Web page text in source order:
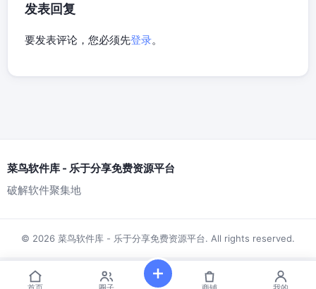
发表回复
要发表评论，您必须先登录。
菜鸟软件库 - 乐于分享免费资源平台
破解软件聚集地
© 2026 菜鸟软件库 - 乐于分享免费资源平台. All rights reserved.